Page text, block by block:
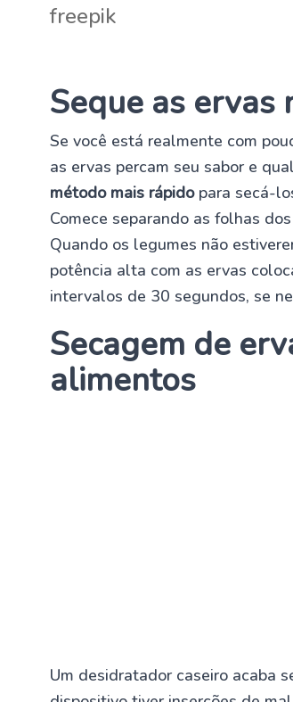
freepik
Seque as
Se você está realmente com
as ervas percam seu sabor e
método mais rápidopara secá-
Comece separando as folhas
Quando os legumes não
potência alta com as ervas
intervalos de 30 segundos, se
Secagem de
alimentos
Um desidratador caseiro acaba